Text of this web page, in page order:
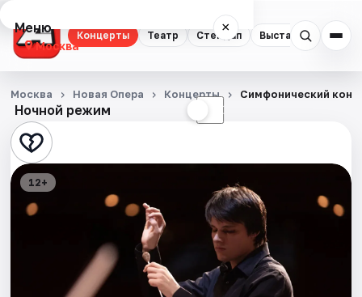
Концерты Театр Стендап Выставки
Меню ×
Москва
Концерты
Театр
Стендап
Выставки
Экскурсии
Ночной режим ☾
Москва Новая Опера Концерты Симфонический
12+